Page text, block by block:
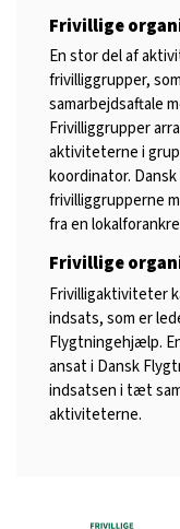
Frivillige
En stor del af
frivilliggrupper,
samarbejdsaftale
Frivilliggrupper
aktiviteterne i
koordinator.
frivilliggrupperne
fra en
Frivillige
Frivilligaktiviteter
indsats, som er
Flygtningehjælp.
ansat i Dansk
indsatsen i tæt
aktiviteterne.